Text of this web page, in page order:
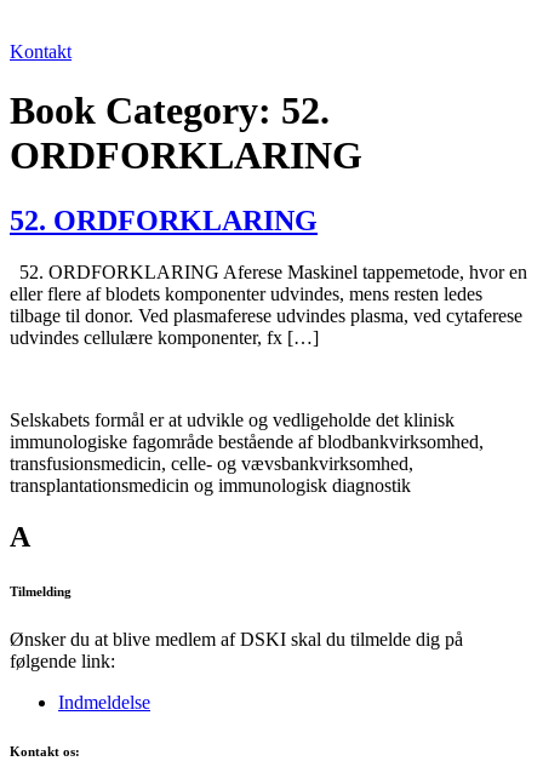
Kontakt
Book Category: 52.
ORDFORKLARING
52. ORDFORKLARING
52. ORDFORKLARING Aferese Maskinel tappemetode, hvor en
eller flere af blodets komponenter udvindes, mens resten ledes
tilbage til donor. Ved plasmaferese udvindes plasma, ved cytaferese
udvindes cellulære komponenter, fx […]
Selskabets formål er at udvikle og vedligeholde det klinisk
immunologiske fagområde bestående af blodbankvirksomhed,
transfusionsmedicin, celle- og vævsbankvirksomhed,
transplantationsmedicin og immunologisk diagnostik
A
Tilmelding
Ønsker du at blive medlem af DSKI skal du tilmelde dig på
følgende link:
Indmeldelse
Kontakt os: